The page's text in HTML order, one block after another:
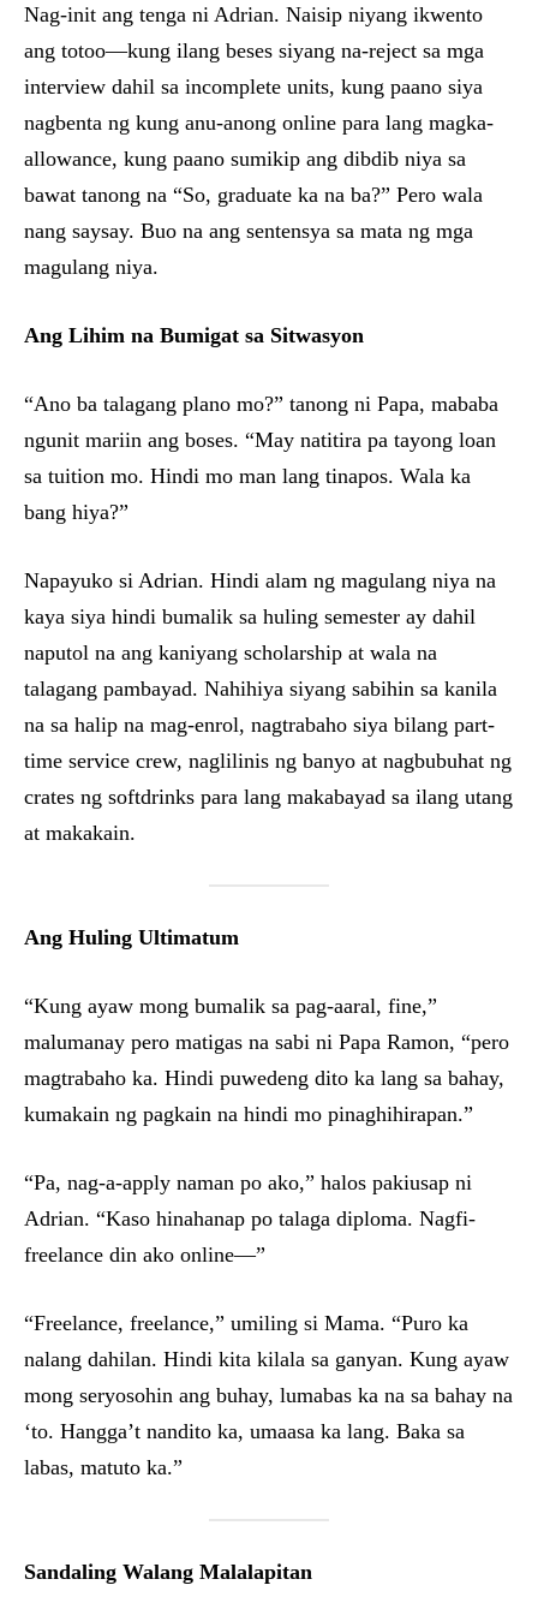
Nag-init ang tenga ni Adrian. Naisip niyang ikwento
ang totoo—kung ilang beses siyang na-reject sa mga
interview dahil sa incomplete units, kung paano siya
nagbenta ng kung anu-anong online para lang magka-
allowance, kung paano sumikip ang dibdib niya sa
bawat tanong na “So, graduate ka na ba?” Pero wala
nang saysay. Buo na ang sentensya sa mata ng mga
magulang niya.
Ang Lihim na Bumigat sa Sitwasyon
“Ano ba talagang plano mo?” tanong ni Papa, mababa
ngunit mariin ang boses. “May natitira pa tayong loan
sa tuition mo. Hindi mo man lang tinapos. Wala ka
bang hiya?”
Napayuko si Adrian. Hindi alam ng magulang niya na
kaya siya hindi bumalik sa huling semester ay dahil
naputol na ang kaniyang scholarship at wala na
talagang pambayad. Nahihiya siyang sabihin sa kanila
na sa halip na mag-enrol, nagtrabaho siya bilang part-
time service crew, naglilinis ng banyo at nagbubuhat ng
crates ng softdrinks para lang makabayad sa ilang utang
at makakain.
Ang Huling Ultimatum
“Kung ayaw mong bumalik sa pag-aaral, fine,”
malumanay pero matigas na sabi ni Papa Ramon, “pero
magtrabaho ka. Hindi puwedeng dito ka lang sa bahay,
kumakain ng pagkain na hindi mo pinaghihirapan.”
“Pa, nag-a-apply naman po ako,” halos pakiusap ni
Adrian. “Kaso hinahanap po talaga diploma. Nagfi-
freelance din ako online—”
“Freelance, freelance,” umiling si Mama. “Puro ka
nalang dahilan. Hindi kita kilala sa ganyan. Kung ayaw
mong seryosohin ang buhay, lumabas ka na sa bahay na
‘to. Hangga’t nandito ka, umaasa ka lang. Baka sa
labas, matuto ka.”
Sandaling Walang Malalapitan